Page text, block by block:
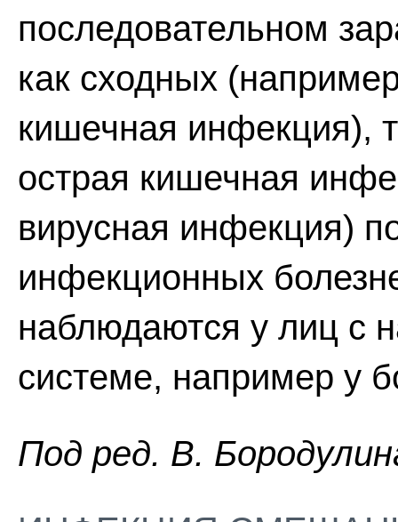
последовательном
как сходных
кишечная инфекция),
острая кишечная
вирусная инфекция)
инфекционных
наблюдаются у лиц с
системе, например у
Пoд peд. B.